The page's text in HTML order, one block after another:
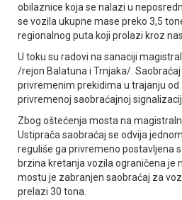
obilaznice koja se nalazi u
se vozila ukupne mase preko 3,5
regionalnog puta koji prolazi kroz
U toku su radovi na sanaciji
/rejon Balatuna i Trnjaka/.
privremenim prekidima u trajanju od
privremenoj saobraćajnoj
Zbog oštećenja mosta na
Ustiprača saobraćaj se odvija
reguliše ga privremeno postavljena
brzina kretanja vozila ograničena je
mostu je zabranjen saobraćaj za
prelazi 30 tona.